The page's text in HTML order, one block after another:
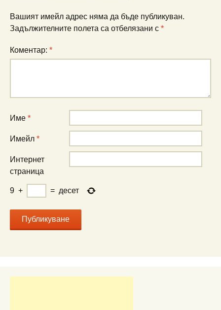
Вашият имейл адрес няма да бъде публикуван.
Задължителните полета са отбелязани с *
Коментар: *
Име *
Имейл *
Интернет
страница
9 + = десет